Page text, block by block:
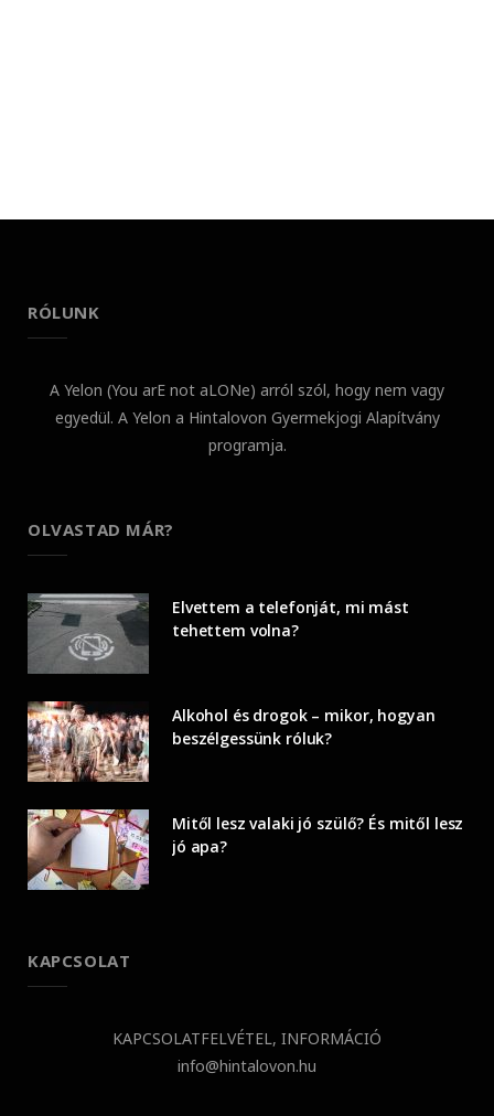
RÓLUNK
A Yelon (You arE not aLONe) arról szól, hogy nem vagy
egyedül. A Yelon a Hintalovon Gyermekjogi Alapítvány
programja.
OLVASTAD MÁR?
Elvettem a telefonját, mi mást
tehettem volna?
Alkohol és drogok – mikor, hogyan
beszélgessünk róluk?
Mitől lesz valaki jó szülő? És mitől lesz
jó apa?
KAPCSOLAT
KAPCSOLATFELVÉTEL, INFORMÁCIÓ
info@hintalovon.hu